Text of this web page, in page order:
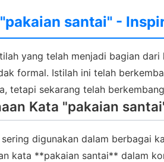
santai" -
yang telah menjadi bagian
formal. Istilah ini telah
tetapi sekarang telah
Kata "pakaian
digunakan dalam berbagai
kata **pakaian santai** dalam